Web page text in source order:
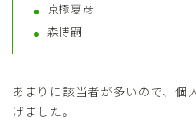
京極夏彦
森博嗣
あまりに該当者が多いので、個
げました。